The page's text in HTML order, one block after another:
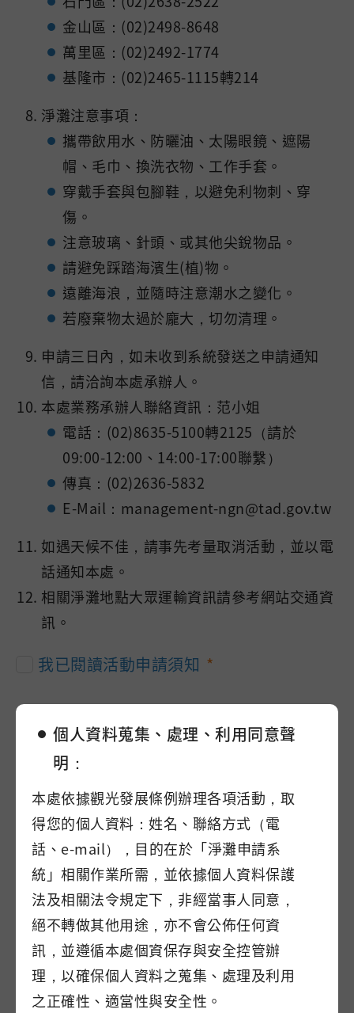
金山區：(02)2498-8648
萬里區：(02)2492-1774
基隆市：(02)2465-1115轉214
淨灘注意事項：
攜帶飲用水、防曬油、太陽眼鏡、遮陽
帽、毛巾、換洗衣物、工作手套。
穿戴手套與包腳鞋，以避免利物刺、穿
傷。
注意玻璃、針頭、或其他尖銳物品。
請避免踩踏海濱生(植)物。
遠離海浪，並隨時注意潮水之變化。
若廢棄物太過於龐大，切勿清理。
申請三日內，如未收到系統發送之申請通知
信，請洽詢本處承辦人。
本處業務承辦人聯絡資訊：范小姐
電話：(02)8635-5100轉2125（請於
09:00-12:00、14:00-17:00聯繫）
傳真：(02)2636-5832
E-Mail：management-ngn@tad.gov.tw
如遇天候不佳，請事先考量取消活動，並以電
話通知本處。
相關淨灘地點大眾運輸資訊請參考網站交通資
訊。
我已閱讀活動申請須知
申請單位
申請人姓名
聯絡電話
電子郵件
個人資料蒐集、處理、利用同意聲
明：
本處依據觀光發展條例辦理各項活動，取
得您的個人資料：姓名、聯絡方式（電
話、e-mail），目的在於「淨灘申請系
統」相關作業所需，並依據個人資料保護
法及相關法令規定下，非經當事人同意，
絕不轉做其他用途，亦不會公佈任何資
訊，並遵循本處個資保存與安全控管辦
理，以確保個人資料之蒐集、處理及利用
之正確性、適當性與安全性。